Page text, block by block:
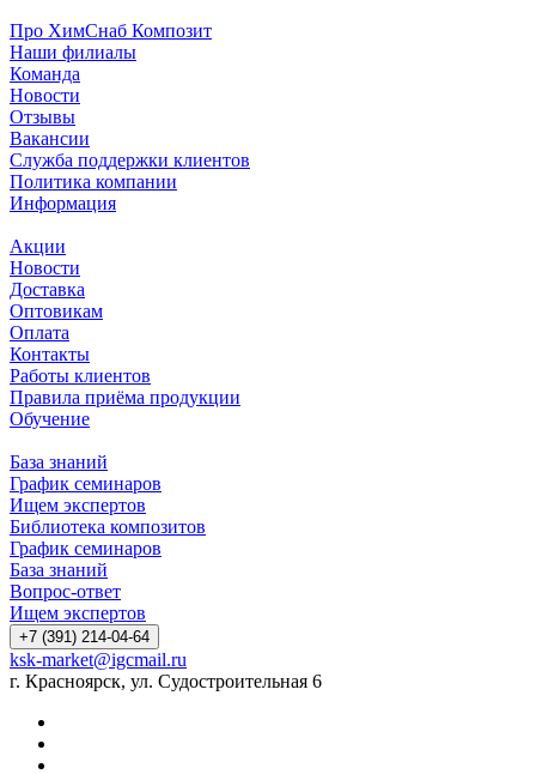
Про ХимСнаб Композит
Наши филиалы
Команда
Новости
Отзывы
Вакансии
Служба поддержки клиентов
Политика компании
Информация
Акции
Новости
Доставка
Оптовикам
Оплата
Контакты
Работы клиентов
Правила приёма продукции
Обучение
База знаний
График семинаров
Ищем экспертов
Библиотека композитов
График семинаров
База знаний
Вопрос-ответ
Ищем экспертов
+7 (391) 214-04-64
ksk-market@igcmail.ru
г. Красноярск, ул. Судостроительная 6